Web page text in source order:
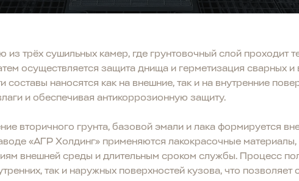
из трёх сушильных камер, где грунтовочный слой проходит
осуществляется защита днища и герметизация сварных
наносятся как на внешние, так и на внутренние
и обеспечивая антикоррозионную защиту.
вторичного грунта, базовой эмали и лака формируется
«АГР Холдинг» применяются лакокрасочные
внешней среды и длительным сроком службы. Процесс
так и наружных поверхностей кузова, что позволяет